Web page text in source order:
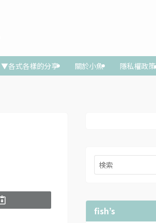
▼各式各樣的分享 關於小魚 隱私權政策
fish’s